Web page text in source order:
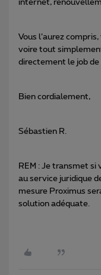
internet,
Vous l’aurez
voire tout
directement le job de
Bien cordialement,
Sébastien R.
REM : Je transmet si
au service juridique
mesure Proximus
solution adéquate.